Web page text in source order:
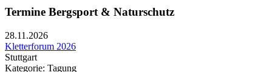
Termine Bergsport & Naturschutz
28.11.2026
Kletterforum 2026
Stuttgart
Kategorie: Tagung